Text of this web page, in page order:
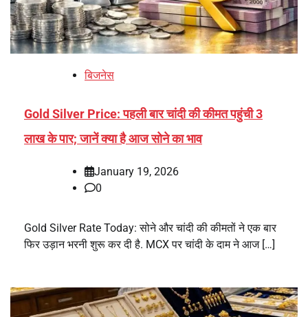
बिजनेस
Gold Silver Price: पहली बार चांदी की कीमत पहुंची 3
लाख के पार; जानें क्‍या है आज सोने का भाव
January 19, 2026
0
Gold Silver Rate Today: सोने और चांदी की कीमतों ने एक बार
फ‍िर उड़ान भरनी शुरू कर दी है. MCX पर चांदी के दाम ने आज […]